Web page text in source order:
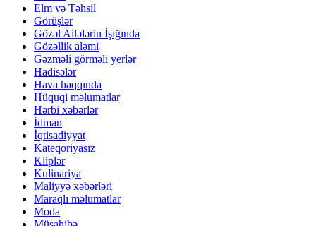
Elm və Təhsil
Görüşlər
Gözəl Ailələrin İşığında
Gözəllik aləmi
Gəzməli görməli yerlər
Hadisələr
Hava haqqında
Hüquqi məlumatlar
Hərbi xəbərlər
İdman
İqtisadiyyat
Kateqoriyasız
Kliplər
Kulinariya
Maliyyə xəbərləri
Maraqlı məlumatlar
Moda